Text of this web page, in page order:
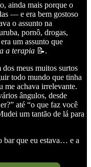
ainda mais porque o
— e era bem gostoso
o assunto na
pornô, drogas,
um assunto que
a terapia 📝.
meus muitos surtos
todo mundo que tinha
me achava irrelevante.
ângulos, desde
até “o que faz você
um tantão de lá para
bar que eu estava… e a